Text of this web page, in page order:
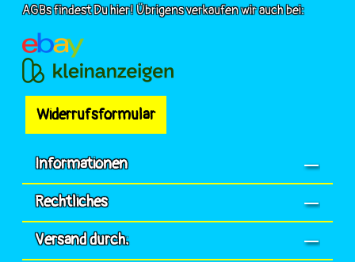
AGBs findest Du hier! Übrigens verkaufen wir auch bei:
Widerrufsformular
Informationen
Rechtliches
Versand durch: